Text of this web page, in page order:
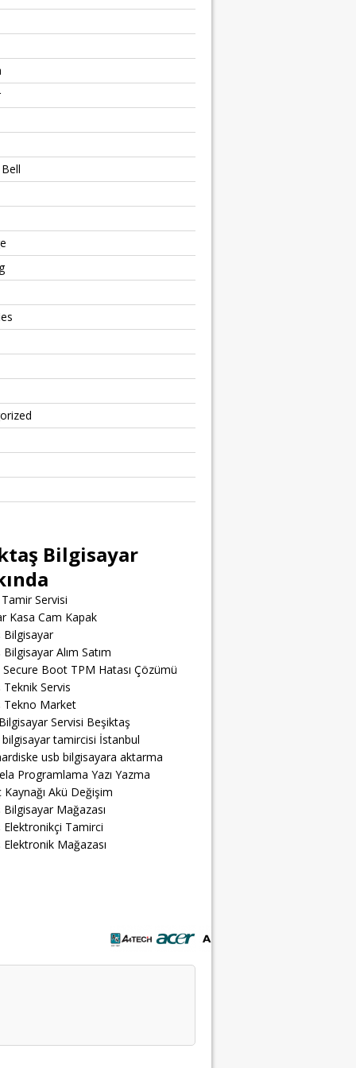
Bilgisayar
Servisi
Kasa Cam Kapak
Bilgisayar
Alım Satım
Boot TPM Hatası Çözümü
Servis
Tekno Market
Servisi Beşiktaş
bilgisayar tamircisi İstanbul
usb bilgisayara aktarma
Programlama Yazı Yazma
Kaynağı Akü Değişim
Mağazası
Elektronikçi Tamirci
Mağazası